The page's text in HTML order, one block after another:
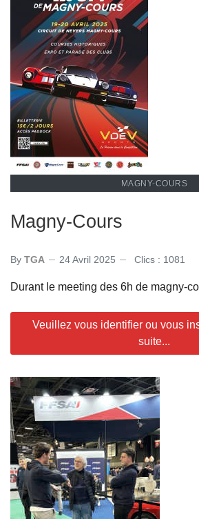
MAGNY-COURS
Magny-Cours
By TGA 24 Avril 2025 Clics : 1081
Durant le meeting des 6h de magny-
Veuillez vous identifier ou vous
suite...